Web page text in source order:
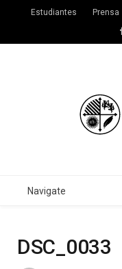
Estudiantes Prensa
Navigate
DSC_0033